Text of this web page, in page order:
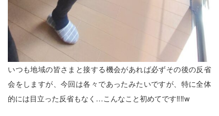
いつも地域の皆さまと接する機会があれば必ずその後の反省
会をしますが、今回は各々であったみたいですが、特に全体
的には目立った反省もなく…こんなこと初めてです‼️‼️w